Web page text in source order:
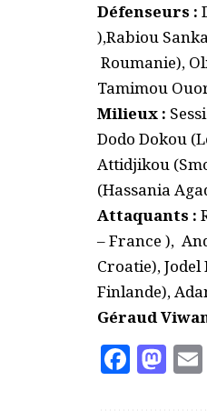
Défenseurs :
),Rabiou
Roumanie),
Tamimou
Milieux :
Dodo Dokou
Attidjikou
(Hassania
Attaquants :
– France ),
Croatie),
Finlande),
Géraud